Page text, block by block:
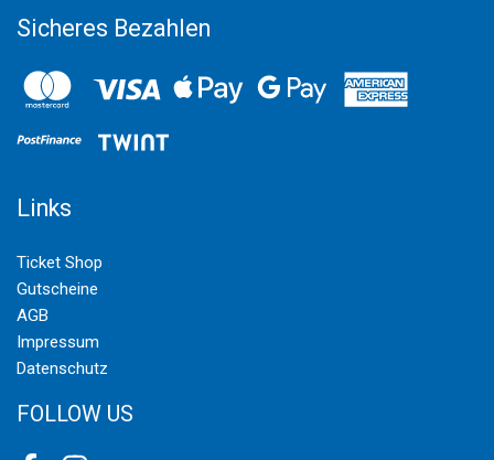
Sicheres Bezahlen
Links
Ticket Shop
Gutscheine
AGB
Impressum
Datenschutz
FOLLOW US